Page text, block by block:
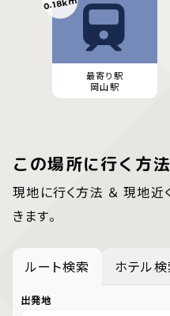
最寄り駅
岡山駅
0.18km
この場所に行く方
現地に行く方法 ＆ 現地近
きます。
ルート検索 ホテル
出発地